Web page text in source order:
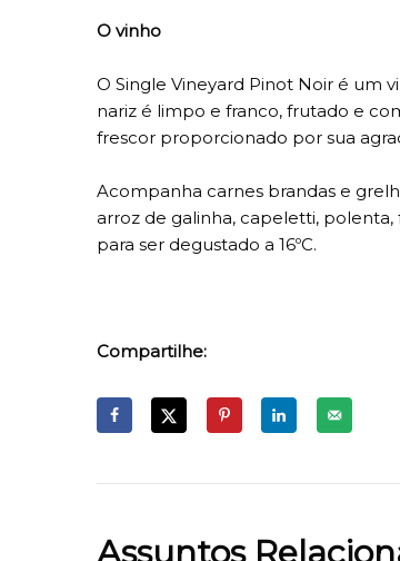
O vinho
O Single Vineyard Pinot Noir é um
nariz é limpo e franco, frutado e
frescor proporcionado por sua
Acompanha carnes brandas e
arroz de galinha, capeletti, polenta,
para ser degustado a 16ºC.
Compartilhe:
Assuntos